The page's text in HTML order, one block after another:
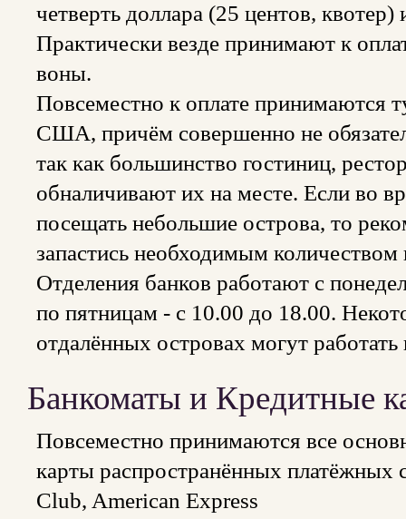
четверть доллара (25 центов,
Практически везде принимают к
воны.
Повсеместно к оплате принимаются
США, причём совершенно не
так как большинство гостиниц,
обналичивают их на месте. Если во
посещать небольшие острова, то
запастись необходимым количеством
Отделения банков работают с
по пятницам - с 10.00 до 18.00.
отдалённых островах могут
Банкоматы и Кредитные
Повсеместно принимаются все
карты распространённых платёжных
Club, American Express